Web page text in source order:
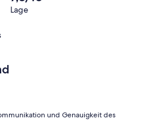
Lage
und Genauigkeit des